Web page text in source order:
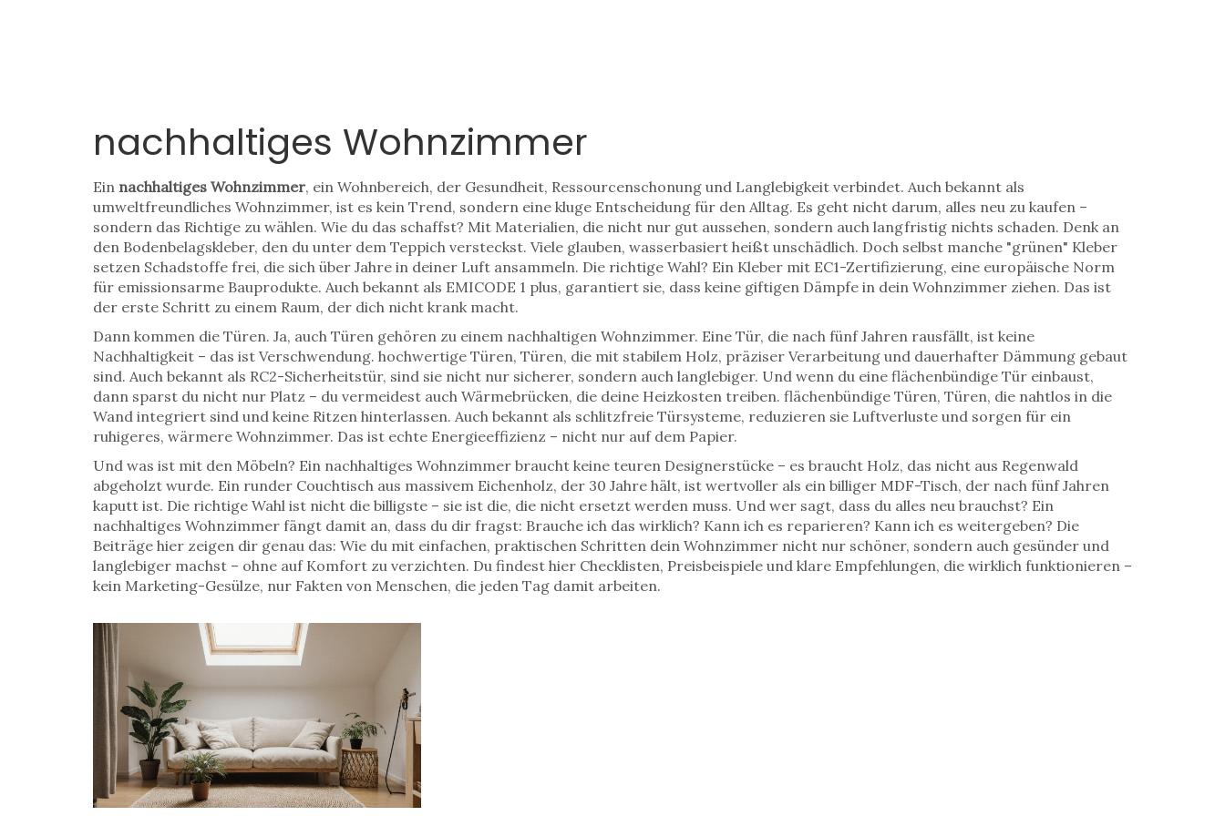
nachhaltiges Wohnzimmer
Ein nachhaltiges Wohnzimmer, ein Wohnbereich, der Gesundheit, Ressourcenschonung und Langlebigkeit verbindet. Auch bekannt als
umweltfreundliches Wohnzimmer, ist es kein Trend, sondern eine kluge Entscheidung für den Alltag. Es geht nicht darum, alles neu zu kaufen –
sondern das Richtige zu wählen. Wie du das schaffst? Mit Materialien, die nicht nur gut aussehen, sondern auch langfristig nichts schaden. Denk an
den Bodenbelagskleber, den du unter dem Teppich versteckst. Viele glauben, wasserbasiert heißt unschädlich. Doch selbst manche "grünen" Kleber
setzen Schadstoffe frei, die sich über Jahre in deiner Luft ansammeln. Die richtige Wahl? Ein Kleber mit EC1-Zertifizierung, eine europäische Norm
für emissionsarme Bauprodukte. Auch bekannt als EMICODE 1 plus, garantiert sie, dass keine giftigen Dämpfe in dein Wohnzimmer ziehen. Das ist
der erste Schritt zu einem Raum, der dich nicht krank macht.
Dann kommen die Türen. Ja, auch Türen gehören zu einem nachhaltigen Wohnzimmer. Eine Tür, die nach fünf Jahren rausfällt, ist keine
Nachhaltigkeit – das ist Verschwendung. hochwertige Türen, Türen, die mit stabilem Holz, präziser Verarbeitung und dauerhafter Dämmung gebaut
sind. Auch bekannt als RC2-Sicherheitstür, sind sie nicht nur sicherer, sondern auch langlebiger. Und wenn du eine flächenbündige Tür einbaust,
dann sparst du nicht nur Platz – du vermeidest auch Wärmebrücken, die deine Heizkosten treiben. flächenbündige Türen, Türen, die nahtlos in die
Wand integriert sind und keine Ritzen hinterlassen. Auch bekannt als schlitzfreie Türsysteme, reduzieren sie Luftverluste und sorgen für ein
ruhigeres, wärmere Wohnzimmer. Das ist echte Energieeffizienz – nicht nur auf dem Papier.
Und was ist mit den Möbeln? Ein nachhaltiges Wohnzimmer braucht keine teuren Designerstücke – es braucht Holz, das nicht aus Regenwald
abgeholzt wurde. Ein runder Couchtisch aus massivem Eichenholz, der 30 Jahre hält, ist wertvoller als ein billiger MDF-Tisch, der nach fünf Jahren
kaputt ist. Die richtige Wahl ist nicht die billigste – sie ist die, die nicht ersetzt werden muss. Und wer sagt, dass du alles neu brauchst? Ein
nachhaltiges Wohnzimmer fängt damit an, dass du dir fragst: Brauche ich das wirklich? Kann ich es reparieren? Kann ich es weitergeben? Die
Beiträge hier zeigen dir genau das: Wie du mit einfachen, praktischen Schritten dein Wohnzimmer nicht nur schöner, sondern auch gesünder und
langlebiger machst – ohne auf Komfort zu verzichten. Du findest hier Checklisten, Preisbeispiele und klare Empfehlungen, die wirklich funktionieren –
kein Marketing-Gesülze, nur Fakten von Menschen, die jeden Tag damit arbeiten.